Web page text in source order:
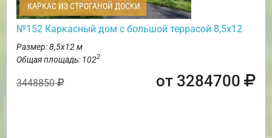
КАРКАС ИЗ СТРОГАНОЙ ДОСКИ
№152 Каркасный дом с большой террасой 8,5х12
Размер: 8,5х12 м
Общая площадь: 1022
3448850 от 3284700